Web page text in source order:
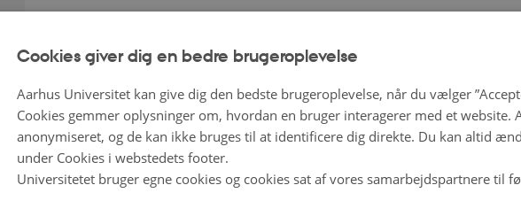
skyldes, at økologisk kød er dyrere, men det kan også skyldes
belyst, for det har betydning for, om man vil kunne bruge økologien
befolkningens sundhed mere generelt.”
Forskerne bag OrgHeath vil derfor med en kombination af
Cookies giver dig en bedre brugeroplevelse
Aarhus Universitet kan give dig den bedste brugeroplevelse, når du vælger
Cookies gemmer oplysninger om, hvordan en bruger interagerer med et website.
anonymiseret, og de kan ikke bruges til at identificere dig direkte. Du kan altid
under Cookies i webstedets footer.
Universitetet bruger egne cookies og cookies sat af vores samarbejdspartnere til